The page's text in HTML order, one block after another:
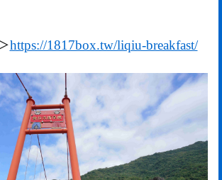
https://1817box.tw/liqiu-breakfast/